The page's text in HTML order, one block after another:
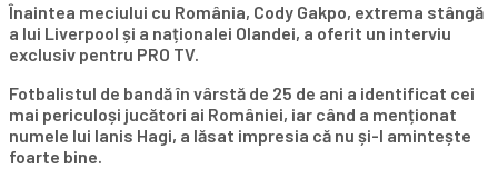
Înaintea meciului cu România, Cody Gakpo, extrema stângă
a lui Liverpool și a naționalei Olandei, a oferit un interviu
exclusiv pentru PRO TV.
Fotbalistul de bandă în vârstă de 25 de ani a identificat cei
mai periculoși jucători ai României, iar când a menționat
numele lui Ianis Hagi, a lăsat impresia că nu și-l amintește
foarte bine.